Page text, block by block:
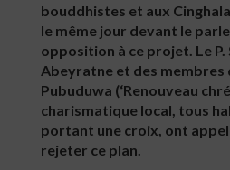
bouddhistes et aux
le même jour devant le
opposition à ce projet. Le P.
Abeyratne et des membres
Pubuduwa (‘Renouveau
charismatique local, tous
portant une croix, ont
rejeter ce plan.